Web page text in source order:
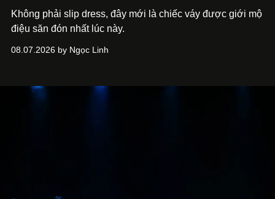
Không phải slip dress, đây mới là chiếc váy được giới mộ
điệu săn đón nhất lúc này.
08.07.2026 by Ngọc Linh